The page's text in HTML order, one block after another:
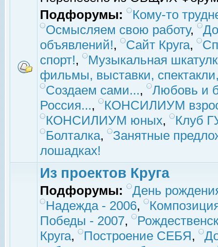
Подфорумы:
Кому-то
Осмысляем свою работу,
объявлений!, Сайт Круга,
спорт!,
Музыкальная
фильмы, выставки,
Создаем сами...,
Любовь и
Россия...,
КОНСИЛИУМ
КОНСИЛИУМ юных,
Клуб
Болталка,
Занятные
лошадках!
Из проектов Круга
Подфорумы:
День
Надежда - 2006,
Победы - 2007,
Круга, Построение СЕБЯ,